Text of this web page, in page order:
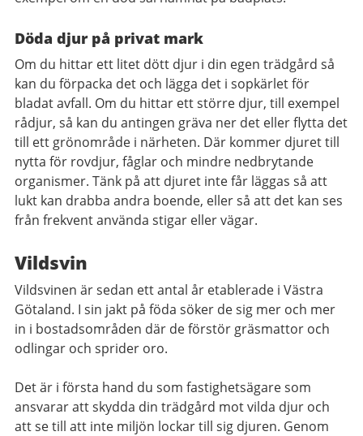
Döda djur på privat mark
Om du hittar ett litet dött djur i din egen trädgård så
kan du förpacka det och lägga det i sopkärlet för
bladat avfall. Om du hittar ett större djur, till exempel
rådjur, så kan du antingen gräva ner det eller flytta det
till ett grönområde i närheten. Där kommer djuret till
nytta för rovdjur, fåglar och mindre nedbrytande
organismer. Tänk på att djuret inte får läggas så att
lukt kan drabba andra boende, eller så att det kan ses
från frekvent använda stigar eller vägar.
Vildsvin
Vildsvinen är sedan ett antal år etablerade i Västra
Götaland. I sin jakt på föda söker de sig mer och mer
in i bostadsområden där de förstör gräsmattor och
odlingar och sprider oro.
Det är i första hand du som fastighetsägare som
ansvarar att skydda din trädgård mot vilda djur och
att se till att inte miljön lockar till sig djuren. Genom